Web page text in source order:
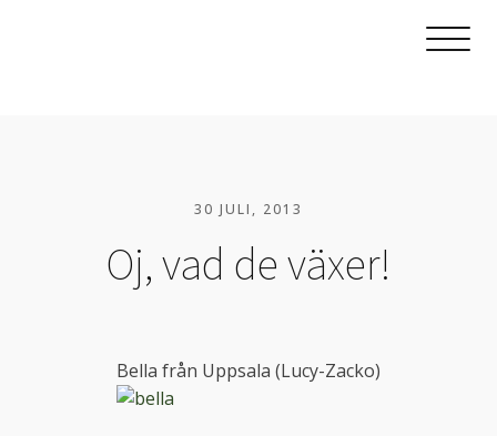
30 JULI, 2013
Oj, vad de växer!
Bella från Uppsala (Lucy-Zacko)